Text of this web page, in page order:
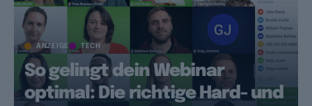
ANZEIGE TECH
So gelingt dein Webinar
optimal: Die richtige Hard- und